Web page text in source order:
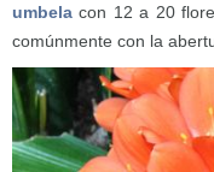
umbela con 12 a 20
comúnmente con la